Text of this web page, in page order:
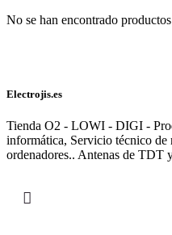
No se han encontrado
Electrojis.es
Tienda O2 - LOWI - DIGI -
informática, Servicio técnico de
ordenadores.. Antenas de TDT